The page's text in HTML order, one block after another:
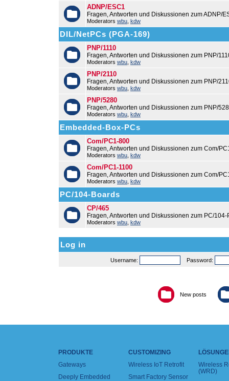
ADNP/ESC1
Fragen, Antworten und Diskussionen zum ADNP/
Moderators wbu kdw
DIL/NetPCs (PGA-169)
PNP/1110
Fragen, Antworten und Diskussionen zum PNP/
Moderators wbu kdw
PNP/2110
Fragen, Antworten und Diskussionen zum PNP/
Moderators wbu kdw
PNP/5280
Fragen, Antworten und Diskussionen zum PNP/
Moderators wbu kdw
Embedded-Box-PCs
Com/PC1-800
Fragen, Antworten und Diskussionen zum Com/
Moderators wbu kdw
Com/PC1-1100
Fragen, Antworten und Diskussionen zum Com/
Moderators wbu kdw
PC/104-Boards
CP/465
Fragen, Antworten und Diskussionen zum PC/
Moderators wbu kdw
Log in
Username: Password:
New posts
PRODUKTE
Gateways
Deeply Embedded
CUSTOMIZING
Wireless IoT Retrofit
Smart Factory Sensor
Wireless
(WRD)